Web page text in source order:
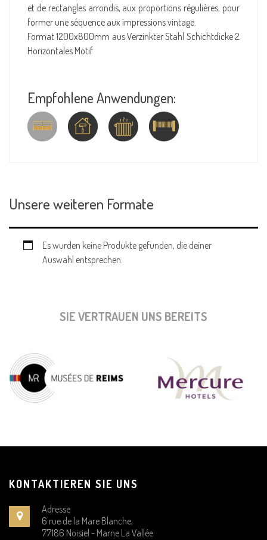
et de rectangles arrondis, aux proportions régulières, pour
former une séquence aux impressions vintage.
Format 1200x800mm aus Verzinkter Stahl Schichtdicke 2
Horizontales Motif
Empfohlene Anwendungen:
Unsere weiteren Formate
Es wurden keine Produkte gefunden, die deiner
Auswahl entsprechen.
SIE VERTRAUEN UNS BEREITS
KONTAKTIEREN SIE UNS
Adresse
6 rue de la Mare Blanche,
77186 Noisiel - Marne La Vallée